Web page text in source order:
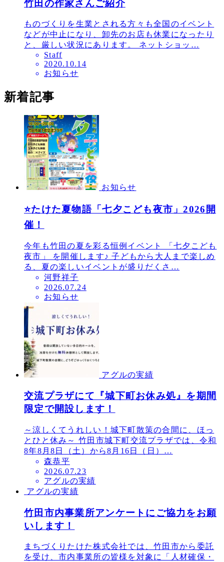
竹田の作家さんご紹介
ものづくりを生業とされる方々も全国のイベント
などが中止になり、卸先のお店も休業になったり
と、厳しい状況にあります。 ネットショッ…
Staff
投
稿
2020.10.14
お知らせ
新着記事
お知らせ
⭐たけた夏物語「七夕こども夜市」2026開
催！
今年も竹田の夏を彩る恒例イベント 「七夕こども
夜市」 を開催します♪ 子どもから大人まで楽しめ
る、夏の楽しいイベントが盛りだくさ…
河野祥子
投
稿
2026.07.24
お知らせ
アグルの実績
交流プラザにて『城下町お休み処』を期間
限定で開設します！
～涼しくてうれしい！城下町散策の合間に、ほっ
とひと休み～ 竹田市城下町交流プラザでは、令和
8年8月8日（土）から8月16日（日）…
森恭平
投
稿
日
2026.07.23
アグルの実績
アグルの実績
竹田市内事業所アンケートにご協力をお願
いします！
まちづくりたけた株式会社では、竹田市から委託
を受け、市内事業所の皆様を対象に「人材確保・